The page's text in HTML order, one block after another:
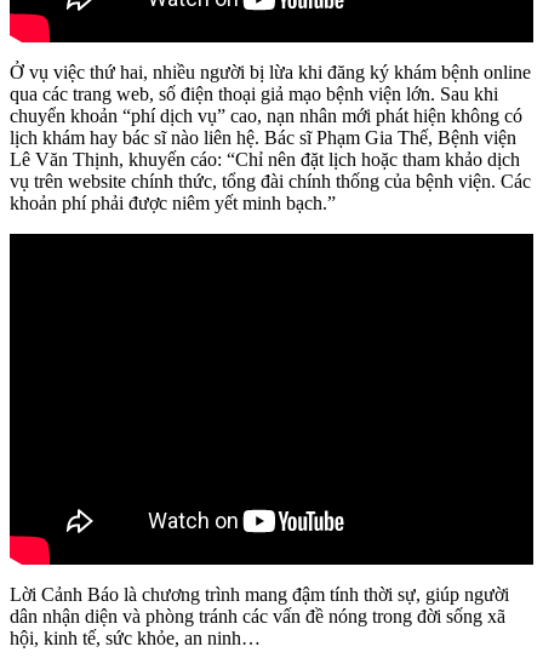
Ở vụ việc thứ hai, nhiều người bị lừa khi đăng ký khám bệnh online
qua các trang web, số điện thoại giả mạo bệnh viện lớn. Sau khi
chuyển khoản “phí dịch vụ” cao, nạn nhân mới phát hiện không có
lịch khám hay bác sĩ nào liên hệ. Bác sĩ Phạm Gia Thế, Bệnh viện
Lê Văn Thịnh, khuyến cáo: “Chỉ nên đặt lịch hoặc tham khảo dịch
vụ trên website chính thức, tổng đài chính thống của bệnh viện. Các
khoản phí phải được niêm yết minh bạch.”
Lời Cảnh Báo là chương trình mang đậm tính thời sự, giúp người
dân nhận diện và phòng tránh các vấn đề nóng trong đời sống xã
hội, kinh tế, sức khỏe, an ninh…